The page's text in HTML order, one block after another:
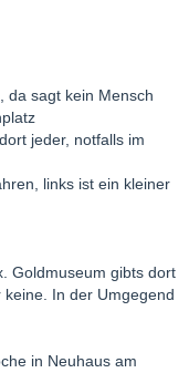
da sagt kein Mensch
jeder, notfalls im
links ist ein kleiner
Goldmuseum gibts dort
In der Umgegend
in Neuhaus am